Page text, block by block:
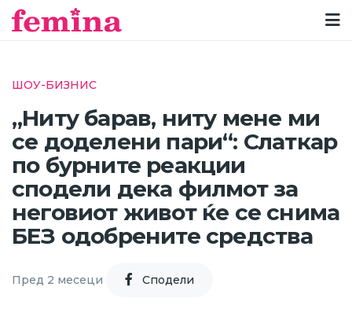
ШОУ-БИЗНИС
„Ниту барав, ниту мене ми
се доделени пари“: Слаткар
по бурните реакции
сподели дека филмот за
неговиот живот ќе се снима
БЕЗ одобрените средства
Пред 2 месеци Cподели